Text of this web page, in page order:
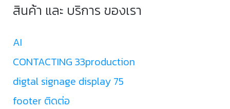
สินค้า และ บริการ ของเรา
AI
CONTACTING 33production
digtal signage display 75
footer ติดต่อ